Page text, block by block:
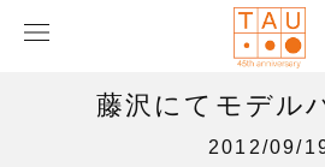
藤沢にてモデル
2012/09/